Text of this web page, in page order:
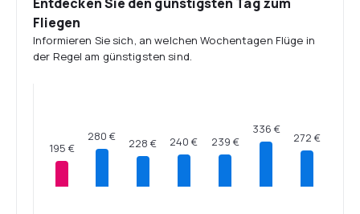
Fliegen
Informieren Sie sich, an welchen Wochentagen Flüge in
der Regel am günstigsten sind.
195 €
280 € 228 € 240 € 239 €
336 €
272 €